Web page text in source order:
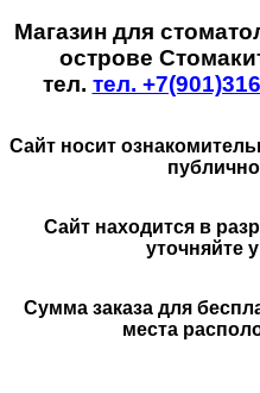
Магазин для
острове
тел. тел.
Сайт носит
Сайт находится в
уточняйте
Сумма заказа для
места